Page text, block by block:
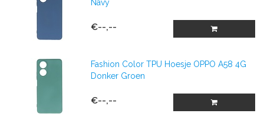
Navy
€--,--
Fashion Color TPU Hoesje OPPO A58 4G
Donker Groen
€--,--